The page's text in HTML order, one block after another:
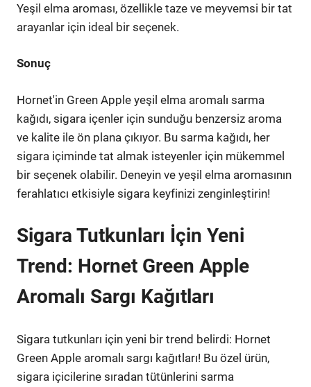
Yeşil elma aroması, özellikle taze ve meyvemsi bir tat
arayanlar için ideal bir seçenek.
Sonuç
Hornet'in Green Apple yeşil elma aromalı sarma
kağıdı, sigara içenler için sunduğu benzersiz aroma
ve kalite ile ön plana çıkıyor. Bu sarma kağıdı, her
sigara içiminde tat almak isteyenler için mükemmel
bir seçenek olabilir. Deneyin ve yeşil elma aromasının
ferahlatıcı etkisiyle sigara keyfinizi zenginleştirin!
Sigara Tutkunları İçin Yeni
Trend: Hornet Green Apple
Aromalı Sargı Kağıtları
Sigara tutkunları için yeni bir trend belirdi: Hornet
Green Apple aromalı sargı kağıtları! Bu özel ürün,
sigara içicilerine sıradan tütünlerini sarma